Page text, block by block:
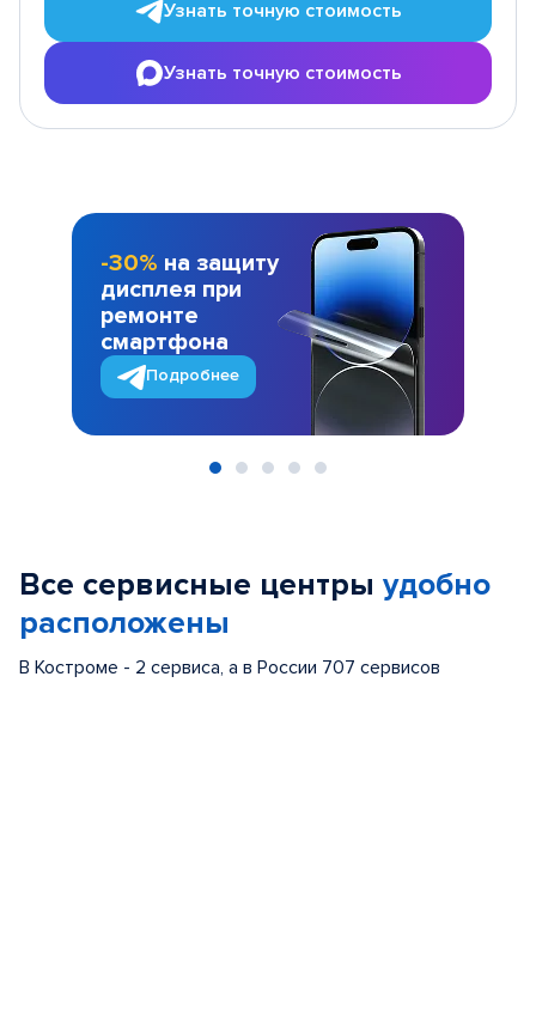
Узнать точную стоимость
Узнать точную стоимость
-30% на защиту
дисплея при
ремонте
смартфона
Подробнее
Все сервисные центры удобно
расположены
В Костроме - 2 сервиса, а в России 707 сервисов